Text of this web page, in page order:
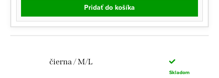
Pridať do košíka
čierna / M/L
Skladom